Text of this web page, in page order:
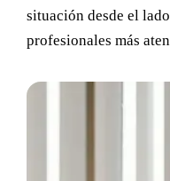
situación desde el
profesionales más